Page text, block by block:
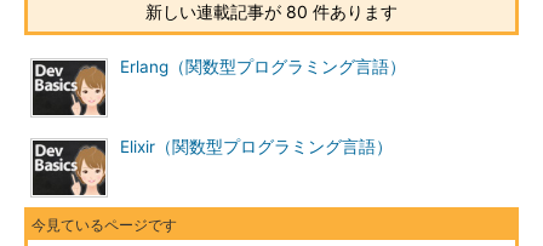
新しい連載記事が 80 件あります
Erlang（関数型プログラミング言語）
Elixir（関数型プログラミング言語）